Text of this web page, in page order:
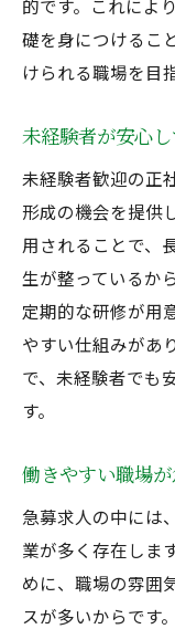
的です。これによ
礎を身につけるこ
けられる職場を目
未経験者が安心
未経験者歓迎の正
形成の機会を提供
用されることで、
生が整っているか
定期的な研修が用
やすい仕組みがあ
で、未経験者でも
す。
働きやすい職場
急募求人の中には
業が多く存在しま
めに、職場の雰囲
スが多いからです